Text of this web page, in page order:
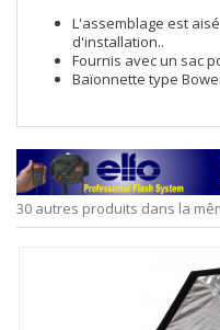
L'assemblage est
d'installation..
Fournis avec un sac
Baïonnette type
30 autres produits dans la